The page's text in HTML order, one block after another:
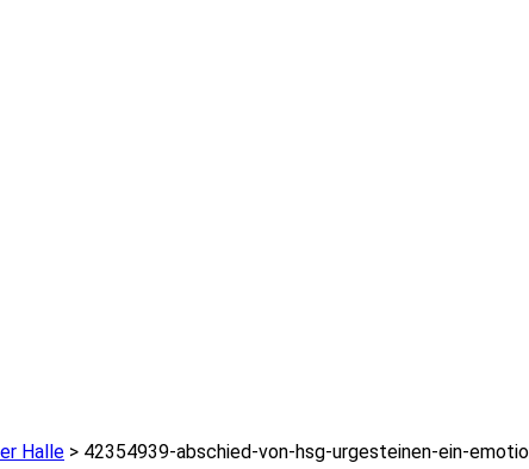
Halle > 42354939-abschied-von-hsg-urgesteinen-ein-